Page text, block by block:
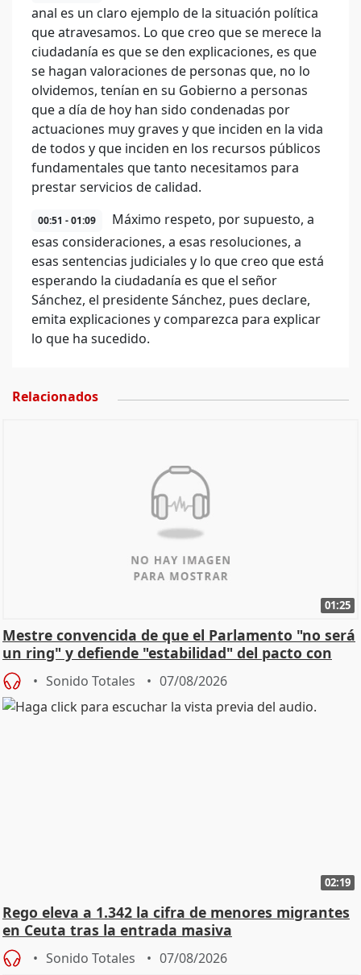
anal es un claro ejemplo de la situación política
que atravesamos. Lo que creo que se merece la
ciudadanía es que se den explicaciones, es que
se hagan valoraciones de personas que, no lo
olvidemos, tenían en su Gobierno a personas
que a día de hoy han sido condenadas por
actuaciones muy graves y que inciden en la vida
de todos y que inciden en los recursos públicos
fundamentales que tanto necesitamos para
prestar servicios de calidad.
00:51 - 01:09
Máximo respeto, por supuesto, a
esas consideraciones, a esas resoluciones, a
esas sentencias judiciales y lo que creo que está
esperando la ciudadanía es que el señor
Sánchez, el presidente Sánchez, pues declare,
emita explicaciones y comparezca para explicar
lo que ha sucedido.
Relacionados
01:25
Mestre convencida de que el Parlamento "no será
un ring" y defiende "estabilidad" del pacto con
Vox
Sonido Totales 07/08/2026
02:19
Rego eleva a 1.342 la cifra de menores migrantes
en Ceuta tras la entrada masiva
Sonido Totales 07/08/2026